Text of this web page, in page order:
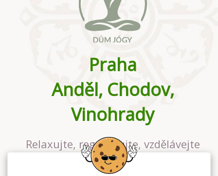
Praha
Anděl, Chodov,
Vinohrady
Relaxujte, regenerujte, vzdělávejte
se v největším jógovém studiu v